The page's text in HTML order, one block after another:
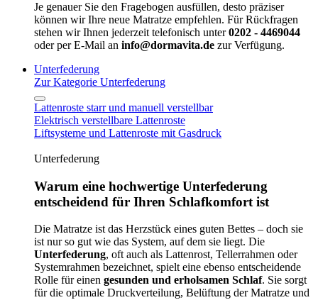
Je genauer Sie den Fragebogen ausfüllen, desto präziser
können wir Ihre neue Matratze empfehlen. Für Rückfragen
stehen wir Ihnen jederzeit telefonisch unter0202 - 4469044
oder per E-Mail an info@dormavita.de zur Verfügung.
Unterfederung
Zur Kategorie Unterfederung
Lattenroste starr und manuell verstellbar
Elektrisch verstellbare Lattenroste
Liftsysteme und Lattenroste mit Gasdruck
Unterfederung
Warum eine hochwertige Unterfederung
entscheidend für Ihren Schlafkomfort ist
Die Matratze ist das Herzstück eines guten Bettes – doch sie
ist nur so gut wie das System, auf dem sie liegt. Die
Unterfederung, oft auch als Lattenrost, Tellerrahmen oder
Systemrahmen bezeichnet, spielt eine ebenso entscheidende
Rolle für einen gesunden und erholsamen Schlaf. Sie sorgt
für die optimale Druckverteilung, Belüftung der Matratze und